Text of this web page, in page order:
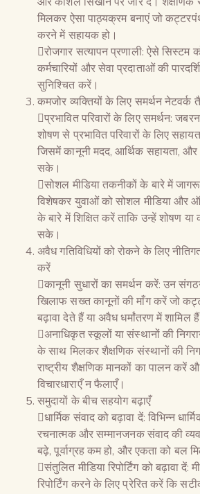
मिलकर ऐसा पाठ्यक्रम बनाएं जो
करने में सहायक हो।
रोजगार सत्यापन प्रणाली: ऐसे सिस्टम
कर्मचारियों और सेवा प्रदाताओं की
सुनिश्चित करें।
कमजोर व्यक्तियों के लिए समर्थन नेटवर्क
प्रभावित परिवारों के लिए समर्थन:
शोषण से प्रभावित परिवारों के लिए
जिसमें कानूनी मदद, आर्थिक सहायता, और
सके।
सोशल मीडिया तकनीकों के बारे में
विशेषकर युवाओं को सोशल मीडिया और
के बारे में शिक्षित करें ताकि उन्हें शोषण
सके।
अवैध गतिविधियों को रोकने के लिए
करें
कानूनी सुधारों का समर्थन करें: उन
खिलाफ सख्त कानूनों की माँग करें जो
बढ़ावा देते हैं या अवैध धर्मांतरण में शामिल
अनाधिकृत स्कूलों या संस्थानों की
के साथ मिलकर शैक्षणिक संस्थानों की
राष्ट्रीय शैक्षणिक मानकों का पालन करें
विचारधाराएँ न फैलाएँ।
समुदायों के बीच सहयोग बढ़ाएँ
धार्मिक संवाद को बढ़ावा दें: विभिन्न
रचनात्मक और सम्मानजनक संवाद की
बढ़े, पूर्वाग्रह कम हो, और एकता को बल
संतुलित मीडिया रिपोर्टिंग को बढ़ावा दें:
रिपोर्टिंग करने के लिए प्रेरित करें कि